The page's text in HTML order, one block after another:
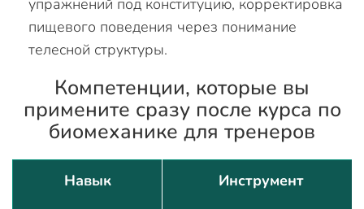
пищевого поведения через понимание
телесной структуры.
Компетенции, которые вы
примените сразу после курса по
биомеханике для тренеров
Навык Инструмент